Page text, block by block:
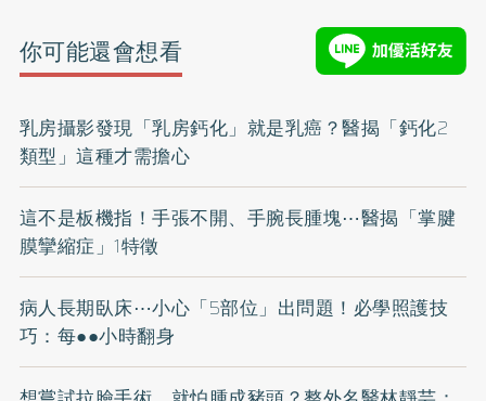
你可能還會想看
乳房攝影發現「乳房鈣化」就是乳癌？醫揭「鈣化2
類型」這種才需擔心
這不是板機指！手張不開、手腕長腫塊⋯醫揭「掌腱
膜攣縮症」1特徵
病人長期臥床⋯小心「5部位」出問題！必學照護技
巧：每●●小時翻身